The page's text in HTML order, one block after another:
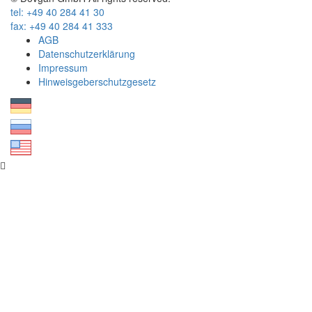
tel: +49 40 284 41 30
fax: +49 40 284 41 333
AGB
Datenschutzerklärung
Impressum
Hinweisgeberschutzgesetz